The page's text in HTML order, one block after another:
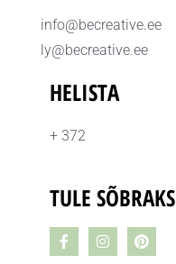
info@becreative.ee
ly@becreative.ee
HELISTA
+ 372
TULE SÕBRAKS